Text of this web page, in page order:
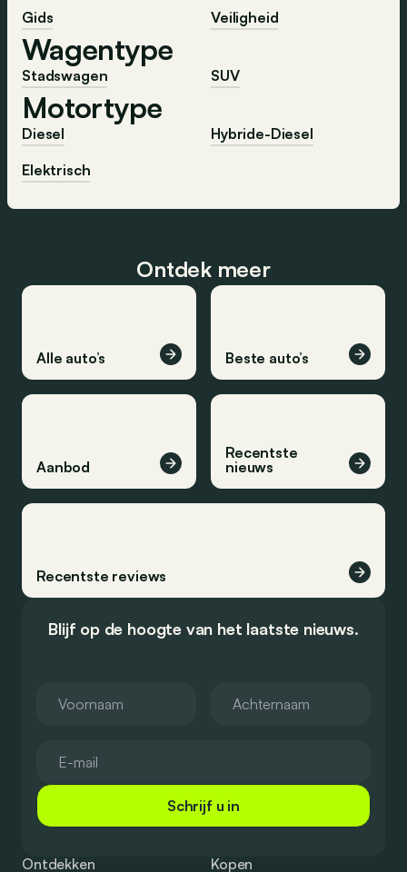
Gids
Veiligheid
Wagentype
Stadswagen SUV
Motortype
Diesel
Hybride-Diesel
Elektrisch
Ontdek meer
Alle auto’s Beste auto’s
Aanbod
Recentste
nieuws
Recentste reviews
Blijf op de hoogte van het laatste nieuws.
Schrijf u in
Ontdekken
Kopen